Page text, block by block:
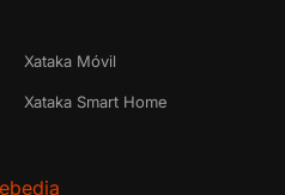
Xataka Móvil
Xataka Smart Home